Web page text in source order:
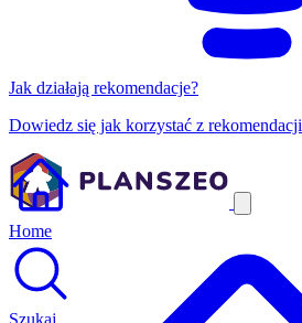
Jak działają rekomendacje?
Dowiedz się jak korzystać z rekomendacji
Home
Szukaj